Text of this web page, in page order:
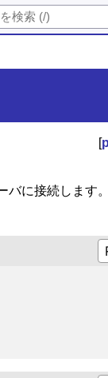
[
に接続します。